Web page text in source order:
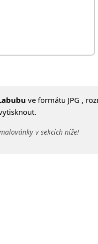
ve formátu JPG ,
v sekcích níže!